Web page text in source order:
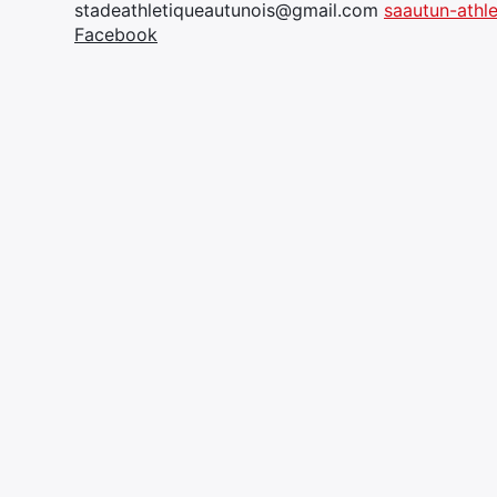
stadeathletiqueautunois@gmail.com saautun-
Facebook